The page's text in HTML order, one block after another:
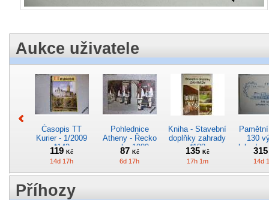
Aukce uživatele
Časopis TT
Kurier - 1/2009
*142
119Kč
14d 17h
Pohlednice
Atheny - Řecko
z roku 1989.
Nová nepoužitá
*5019
87 Kč
6d 17h
Kniha - Stavební
doplňky zahrady
*188
135 Kč
17h 1m
130
14d
Příhozy